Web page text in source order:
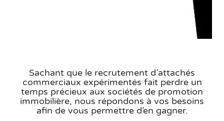
Sachant que le recrutement d’attachés
commerciaux expérimentés fait perdre un
temps précieux aux sociétés de promotion
immobilière, nous répondons à vos besoins
afin de vous permettre d’en gagner.